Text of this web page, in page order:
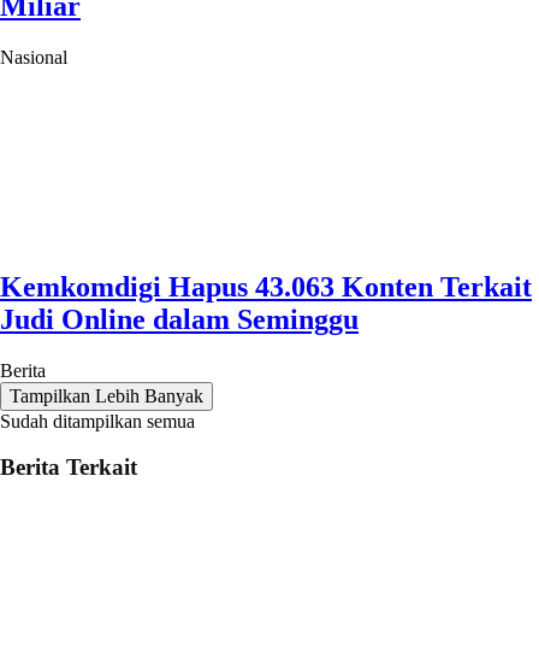
Nasional
Kemkomdigi Hapus 43.063 Konten Terkait
Judi Online dalam Seminggu
Berita
Tampilkan Lebih Banyak
Sudah ditampilkan semua
Berita Terkait